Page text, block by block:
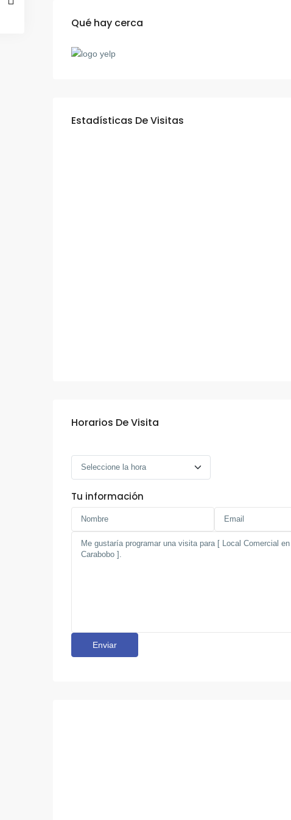
Qué hay cerca
Estadísticas De Visitas
Horarios De Visita
Tu información